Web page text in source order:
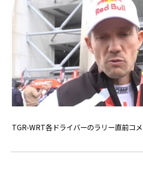
TGR-WRT各ドライバーのラリー直前コ